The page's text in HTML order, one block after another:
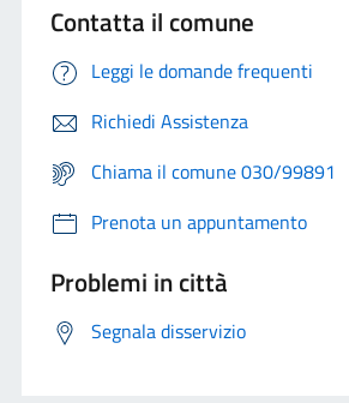
Contatta il comune
Leggi le domande frequenti
Richiedi Assistenza
Chiama il comune 030/99891
Prenota un appuntamento
Problemi in città
Segnala disservizio